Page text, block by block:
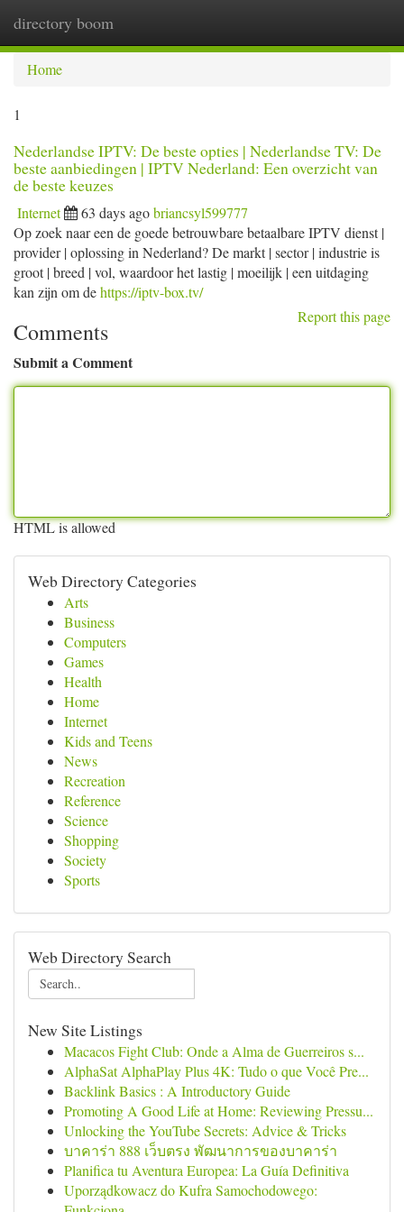
directory boom
Home
1
Nederlandse IPTV: De beste opties | Nederlandse TV: De
beste aanbiedingen | IPTV Nederland: Een overzicht van
de beste keuzes
Internet 63 days agobriancsyl599777
Op zoek naar een de goede betrouwbare betaalbare IPTV dienst |
provider | oplossing in Nederland? De markt | sector | industrie is
groot | breed | vol, waardoor het lastig | moeilijk | een uitdaging
kan zijn om dehttps://iptv-box.tv/
Report this page
Comments
Submit a Comment
HTML is allowed
Web Directory Categories
Arts
Business
Computers
Games
Health
Home
Internet
Kids and Teens
News
Recreation
Reference
Science
Shopping
Society
Sports
Web Directory Search
New Site Listings
Macacos Fight Club: Onde a Alma de Guerreiros s...
AlphaSat AlphaPlay Plus 4K: Tudo o que Você Pre...
Backlink Basics : A Introductory Guide
Promoting A Good Life at Home: Reviewing Pressu...
Unlocking the YouTube Secrets: Advice & Tricks
บาคาร่า 888 เว็บตรง พัฒนาการของบาคาร่า
Planifica tu Aventura Europea: La Guía Definitiva
Uporządkowacz do Kufra Samochodowego: